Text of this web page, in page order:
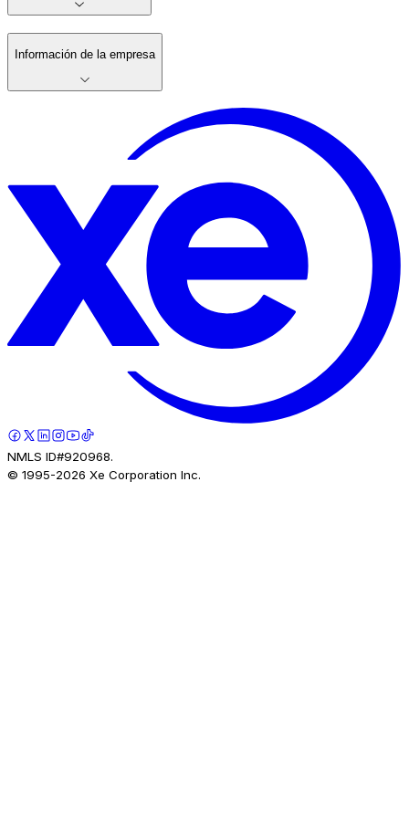
Información de la empresa
NMLS ID#920968.
© 1995-2026 Xe Corporation Inc.